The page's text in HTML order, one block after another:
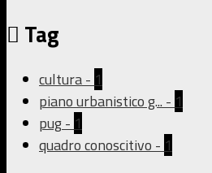
Tag
cultura- 1
piano urbanistico g... - 1
pug- 1
quadro conoscitivo - 1